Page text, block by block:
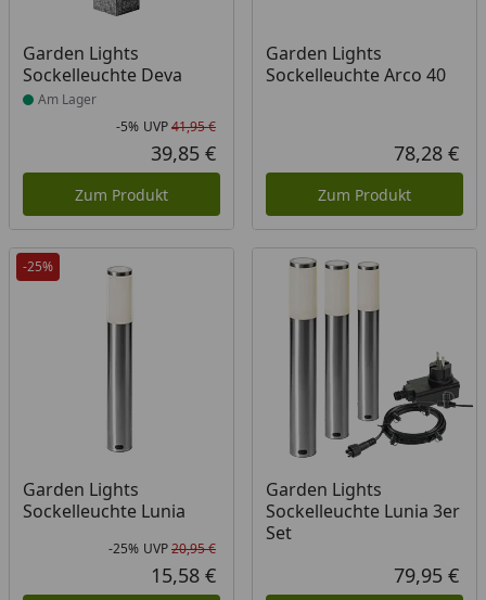
Garden Lights
Sockelleuchte Deva
Produkt am Lager
Am Lager
Rabatt in Prozent
-5%
Ursprünglicher Preis
UVP41,95 €
Aktueller Preis
39,85 €
Zum Produkt
Garden Lights
Sockelleuchte Arco 40
78,28 €
Zum Produkt
-25%
Garden Lights
Sockelleuchte Lunia
Rabatt in Prozent
-25%
Ursprünglicher Preis
UVP20,95 €
Aktueller Preis
15,58 €
Garden Lights
Sockelleuchte Lunia 3er
Set
79,95 €